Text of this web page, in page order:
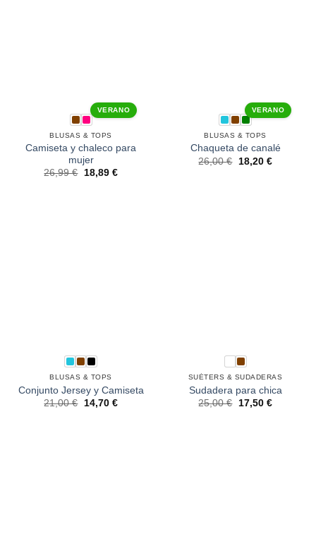
VERANO
BLUSAS & TOPS
Camiseta y chaleco para
mujer
26,99€ 18,89 €
VERANO
BLUSAS & TOPS
Chaqueta de canalé
26,00€ 18,20 €
BLUSAS & TOPS
Conjunto Jersey y Camiseta
21,00€ 14,70 €
SUÉTERS & SUDADERAS
Sudadera para chica
25,00€ 17,50 €